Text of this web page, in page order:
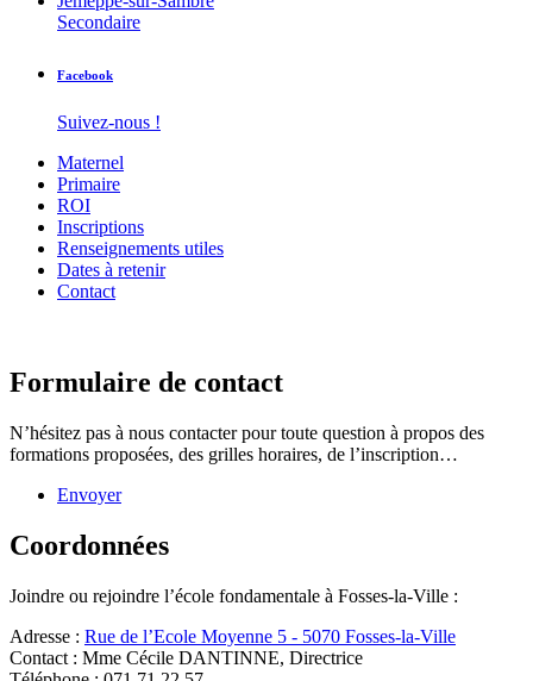
Secondaire
Facebook
Suivez-nous !
Maternel
Primaire
ROI
Inscriptions
Renseignements utiles
Dates à retenir
Contact
Formulaire de contact
N’hésitez pas à nous contacter pour toute question à propos des
formations proposées, des grilles horaires, de l’inscription…
Envoyer
Coordonnées
Joindre ou rejoindre l’école fondamentale à Fosses-la-Ville :
Adresse : Rue de l’Ecole Moyenne 5 - 5070 Fosses-la-Ville
Contact : Mme Cécile DANTINNE, Directrice